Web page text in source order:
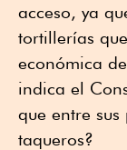
acceso, ya
tortillerías
económica
indica el
que entre
taqueros?